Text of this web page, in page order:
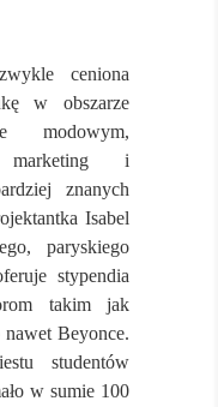
ceniona
w obszarze
modowym,
marketing i
znanych
Isabel
paryskiego
stypendia
takim jak
Beyonce.
studentów
w sumie 100